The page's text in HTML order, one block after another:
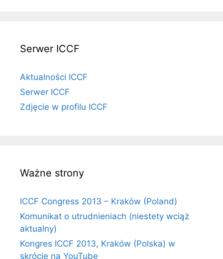
Serwer ICCF
Aktualności ICCF
Serwer ICCF
Zdjęcie w profilu ICCF
Ważne strony
ICCF Congress 2013 – Kraków (Poland)
Komunikat o utrudnieniach (niestety wciąż
aktualny)
Kongres ICCF 2013, Kraków (Polska) w
skrócie na YouTube